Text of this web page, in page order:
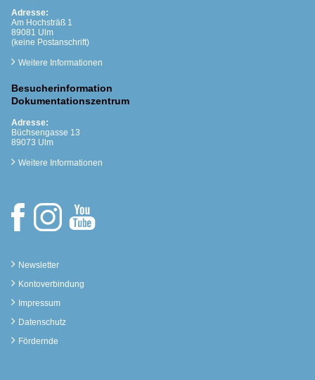
Adresse:
Am Hochsträß 1
89081 Ulm
(keine Postanschrift)
Weitere Informationen
Besucherinformation
Dokumentationszentrum
Adresse:
Büchsengasse 13
89073 Ulm
Weitere Informationen
Newsletter
Kontoverbindung
Impressum
Datenschutz
Fördernde